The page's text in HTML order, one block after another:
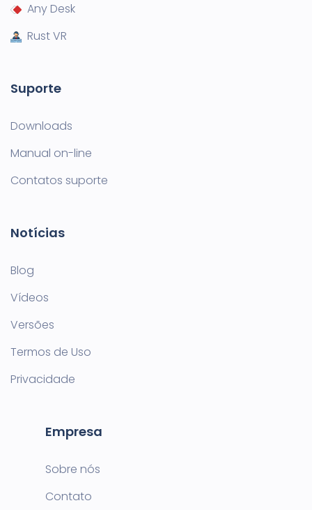
Any Desk
Rust VR
Suporte
Downloads
Manual on-line
Contatos suporte
Notícias
Blog
Vídeos
Versões
Termos de Uso
Privacidade
Empresa
Sobre nós
Contato